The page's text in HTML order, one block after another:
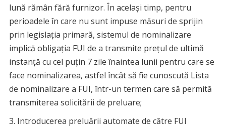
lună rămân fără furnizor. În acelaşi timp, pentru
perioadele în care nu sunt impuse măsuri de sprijin
prin legislaţia primară, sistemul de nominalizare
implică obligația FUI de a transmite prețul de ultimă
instanță cu cel puțin 7 zile înaintea lunii pentru care se
face nominalizarea, astfel încât să fie cunoscută Lista
de nominalizare a FUI, într-un termen care să permită
transmiterea solicitării de preluare;
Introducerea preluării automate de către FUI